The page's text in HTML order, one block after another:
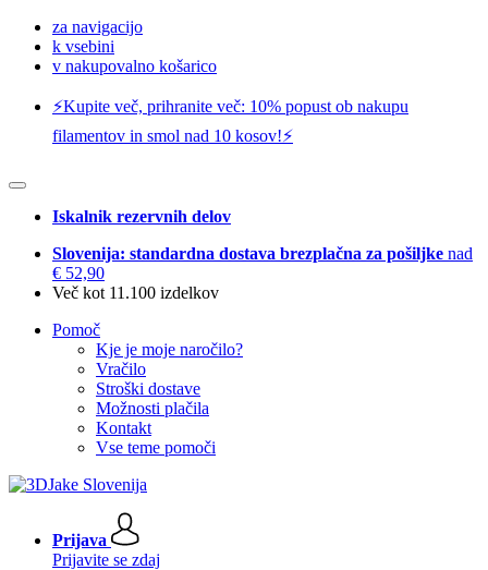
za navigacijo
k vsebini
v nakupovalno košarico
⚡️Kupite več, prihranite več: 10% popust ob nakupu
filamentov in smol nad 10 kosov!⚡️
Iskalnik rezervnih delov
Slovenija: standardna dostava brezplačna za pošiljke nad
€ 52,90
Več kot 11.100 izdelkov
Pomoč
Kje je moje naročilo?
Vračilo
Stroški dostave
Možnosti plačila
Kontakt
Vse teme pomoči
Prijava
Prijavite se zdaj